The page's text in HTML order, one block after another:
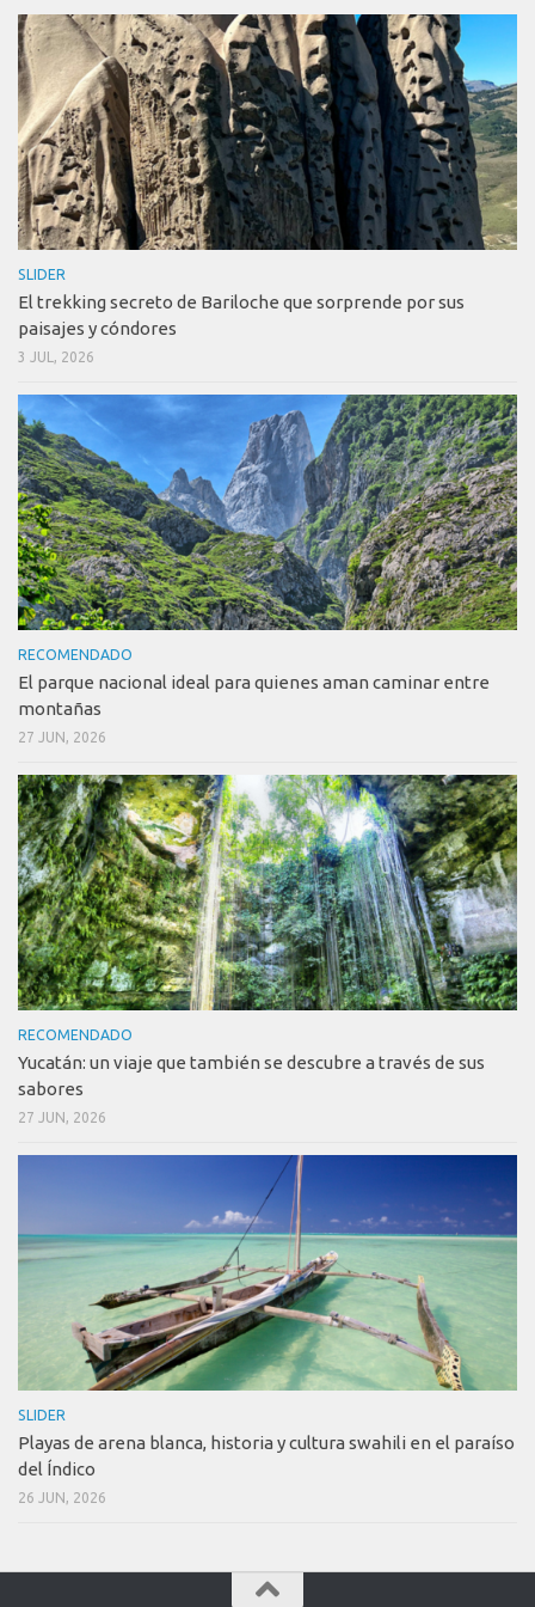
SLIDER
El trekking secreto de Bariloche que sorprende por sus
paisajes y cóndores
3 JUL, 2026
RECOMENDADO
El parque nacional ideal para quienes aman caminar entre
montañas
27 JUN, 2026
RECOMENDADO
Yucatán: un viaje que también se descubre a través de sus
sabores
27 JUN, 2026
SLIDER
Playas de arena blanca, historia y cultura swahili en el paraíso
del Índico
26 JUN, 2026